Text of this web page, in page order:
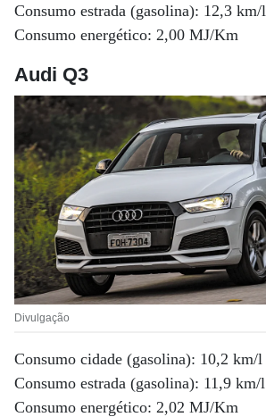
Consumo estrada (gasolina): 12,3 km/l
Consumo energético: 2,00 MJ/Km
Audi Q3
Divulgação
Consumo cidade (gasolina): 10,2 km/l
Consumo estrada (gasolina): 11,9 km/l
Consumo energético: 2,02 MJ/Km